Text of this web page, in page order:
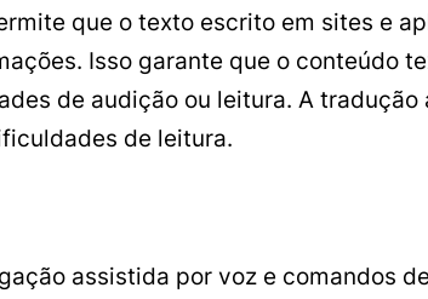
que o texto escrito em sites e
Isso garante que o conteúdo
de audição ou leitura. A tradução
de leitura.
assistida por voz e comandos